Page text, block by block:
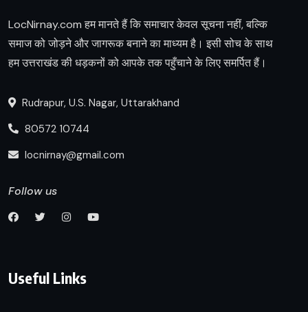
LocNirnay.com हम मानते हैं कि समाचार केवल सूचना नहीं, बल्कि
समाज को जोड़ने और जागरूक बनाने का माध्यम है। इसी सोच के साथ
हम उत्तराखंड की धड़कनों को आपके तक पहुँचाने के लिए समर्पित हैं।
Rudrapur, U.S. Nagar, Uttarakhand
80572 10744
locnirnay@gmail.com
Follow us
Useful Links